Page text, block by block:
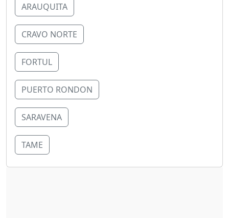
ARAUQUITA
CRAVO NORTE
FORTUL
PUERTO RONDON
SARAVENA
TAME